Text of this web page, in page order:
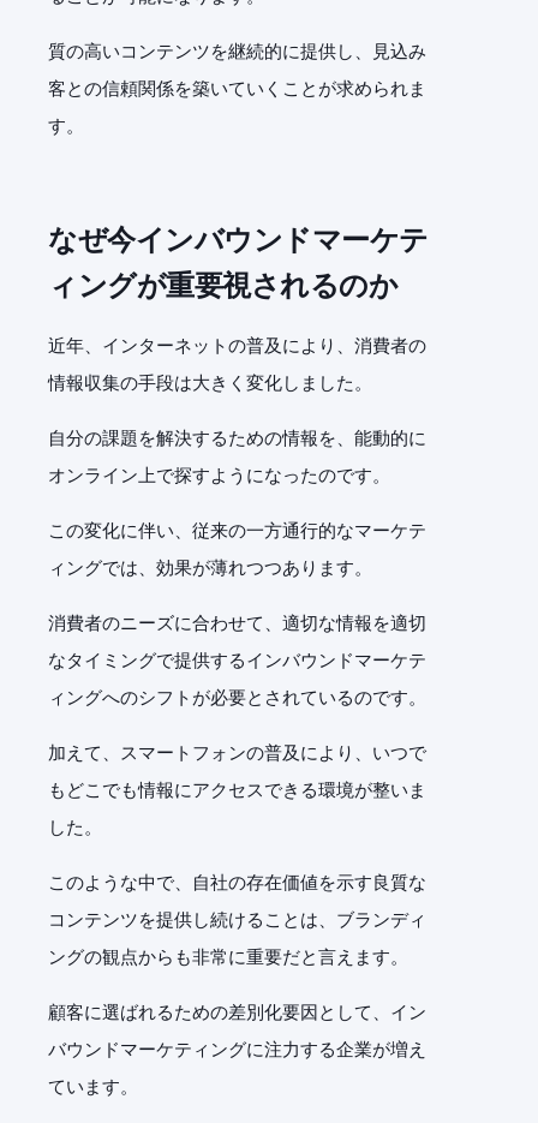
質の高いコンテンツを継続的に提供し、見込み
客との信頼関係を築いていくことが求められま
す。
なぜ今インバウンドマーケテ
ィングが重要視されるのか
近年、インターネットの普及により、消費者の
情報収集の手段は大きく変化しました。
自分の課題を解決するための情報を、能動的に
オンライン上で探すようになったのです。
この変化に伴い、従来の一方通行的なマーケテ
ィングでは、効果が薄れつつあります。
消費者のニーズに合わせて、適切な情報を適切
なタイミングで提供するインバウンドマーケテ
ィングへのシフトが必要とされているのです。
加えて、スマートフォンの普及により、いつで
もどこでも情報にアクセスできる環境が整いま
した。
このような中で、自社の存在価値を示す良質な
コンテンツを提供し続けることは、ブランディ
ングの観点からも非常に重要だと言えます。
顧客に選ばれるための差別化要因として、イン
バウンドマーケティングに注力する企業が増え
ています。